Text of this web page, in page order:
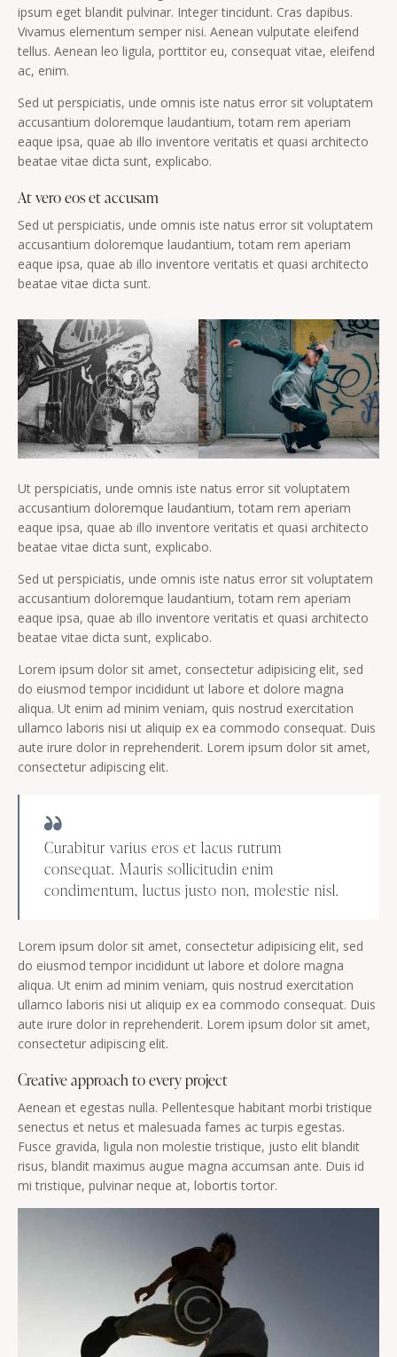
ipsum eget blandit pulvinar. Integer tincidunt. Cras dapibus.
Vivamus elementum semper nisi. Aenean vulputate eleifend
tellus. Aenean leo ligula, porttitor eu, consequat vitae, eleifend
ac, enim.
Sed ut perspiciatis, unde omnis iste natus error sit voluptatem
accusantium doloremque laudantium, totam rem aperiam
eaque ipsa, quae ab illo inventore veritatis et quasi architecto
beatae vitae dicta sunt, explicabo.
At vero eos et accusam
Sed ut perspiciatis, unde omnis iste natus error sit voluptatem
accusantium doloremque laudantium, totam rem aperiam
eaque ipsa, quae ab illo inventore veritatis et quasi architecto
beatae vitae dicta sunt.
Ut perspiciatis, unde omnis iste natus error sit voluptatem
accusantium doloremque laudantium, totam rem aperiam
eaque ipsa, quae ab illo inventore veritatis et quasi architecto
beatae vitae dicta sunt, explicabo.
Sed ut perspiciatis, unde omnis iste natus error sit voluptatem
accusantium doloremque laudantium, totam rem aperiam
eaque ipsa, quae ab illo inventore veritatis et quasi architecto
beatae vitae dicta sunt, explicabo.
Lorem ipsum dolor sit amet, consectetur adipisicing elit, sed
do eiusmod tempor incididunt ut labore et dolore magna
aliqua. Ut enim ad minim veniam, quis nostrud exercitation
ullamco laboris nisi ut aliquip ex ea commodo consequat. Duis
aute irure dolor in reprehenderit. Lorem ipsum dolor sit amet,
consectetur adipiscing elit.
Curabitur varius eros et lacus rutrum
consequat. Mauris sollicitudin enim
condimentum, luctus justo non, molestie nisl.
Lorem ipsum dolor sit amet, consectetur adipisicing elit, sed
do eiusmod tempor incididunt ut labore et dolore magna
aliqua. Ut enim ad minim veniam, quis nostrud exercitation
ullamco laboris nisi ut aliquip ex ea commodo consequat. Duis
aute irure dolor in reprehenderit. Lorem ipsum dolor sit amet,
consectetur adipiscing elit.
Creative approach to every project
Aenean et egestas nulla. Pellentesque habitant morbi tristique
senectus et netus et malesuada fames ac turpis egestas.
Fusce gravida, ligula non molestie tristique, justo elit blandit
risus, blandit maximus augue magna accumsan ante. Duis id
mi tristique, pulvinar neque at, lobortis tortor.